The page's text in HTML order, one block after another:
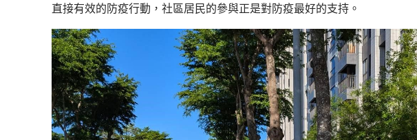
直接有效的防疫行動，社區居民的參與正是對防疫最好的支持。